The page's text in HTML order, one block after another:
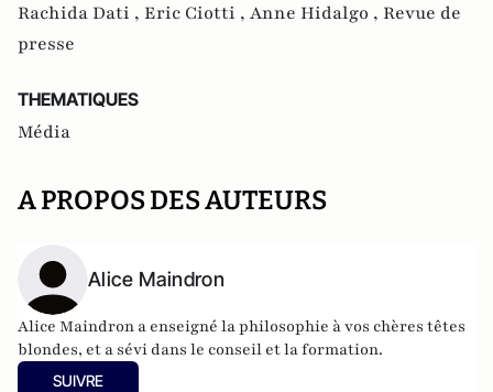
Rachida Dati , Eric Ciotti , Anne Hidalgo , Revue de
presse
THEMATIQUES
Média
A PROPOS DES AUTEURS
Alice Maindron
Alice Maindron a enseigné la philosophie à vos chères têtes
blondes, et a sévi dans le conseil et la formation.
SUIVRE